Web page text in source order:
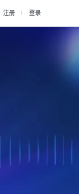
注册 登录